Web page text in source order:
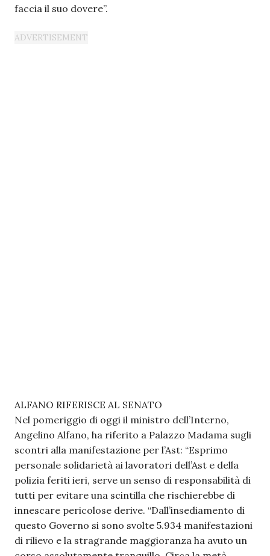
faccia il suo dovere”.
ALFANO RIFERISCE AL SENATO
Nel pomeriggio di oggi il ministro dell’Interno,
Angelino Alfano, ha riferito a Palazzo Madama sugli
scontri alla manifestazione per l’Ast: “Esprimo
personale solidarietà ai lavoratori dell’Ast e della
polizia feriti ieri, serve un senso di responsabilità di
tutti per evitare una scintilla che rischierebbe di
innescare pericolose derive. “Dall’insediamento di
questo Governo si sono svolte 5.934 manifestazioni
di rilievo e la stragrande maggioranza ha avuto un